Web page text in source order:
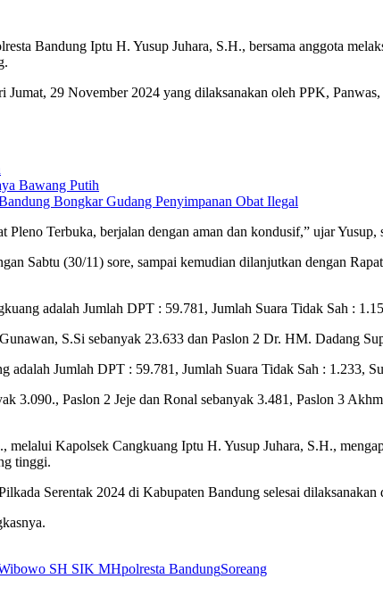
Iptu H. Yusup Juhara, S.H., bersama anggota
Jumat, 29 November 2024 yang dilaksanakan oleh PPK,
Bawang Putih
Bongkar Gudang Penyimpanan Obat Ilegal
Terbuka, berjalan dengan aman dan kondusif,” ujar
Sabtu (30/11) sore, sampai kemudian dilanjutkan dengan
adalah Jumlah DPT : 59.781, Jumlah Suara Tidak Sah :
S.Si sebanyak 23.633 dan Paslon 2 Dr. HM. Dadang
Jumlah DPT : 59.781, Jumlah Suara Tidak Sah : 1.233,
3.090., Paslon 2 Jeje dan Ronal sebanyak 3.481, Paslon 3
Kapolsek Cangkuang Iptu H. Yusup Juhara, S.H.,
tinggi.
Serentak 2024 di Kabupaten Bandung selesai
SH SIK MHpolresta BandungSoreang